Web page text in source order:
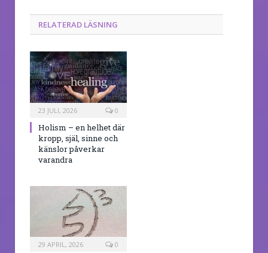
RELATERAD LÄSNING
23 JULI, 2026 0
Holism – en helhet där
kropp, själ, sinne och
känslor påverkar
varandra
29 APRIL, 2026 0